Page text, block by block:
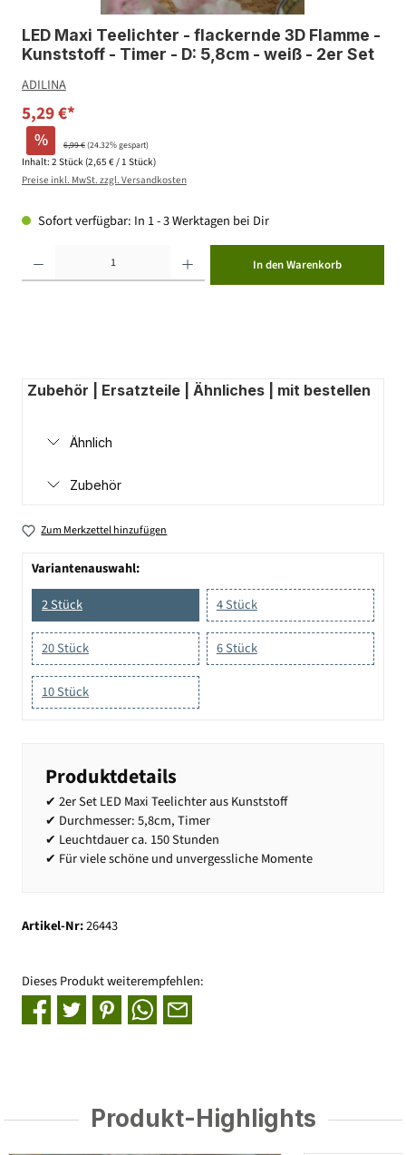
LED Maxi Teelichter - flackernde 3D Flamme -
Kunststoff - Timer - D: 5,8cm - weiß - 2er Set
ADILINA
5,29 €*
% 6,99 €(24.32% gespart)
Inhalt: 2 Stück (2,65 € / 1 Stück)
Preise inkl. MwSt. zzgl. Versandkosten
Sofort verfügbar: In 1 - 3 Werktagen bei Dir
In den Warenkorb
Zubehör | Ersatzteile | Ähnliches | mit bestellen
Ähnlich
Zubehör
Zum Merkzettel hinzufügen
Variantenauswahl:
2 Stück
4 Stück
20 Stück 6 Stück
10 Stück
Produktdetails
✔ 2er Set LED Maxi Teelichter aus Kunststoff
✔ Durchmesser: 5,8cm, Timer
✔ Leuchtdauer ca. 150 Stunden
✔ Für viele schöne und unvergessliche Momente
Artikel-Nr:26443
Dieses Produkt weiterempfehlen:
Produkt-Highlights